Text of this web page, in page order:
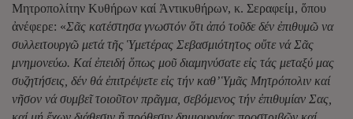
Μητροπολίτην Κυθήρων καί Ἀντικυθήρων, κ. Σεραφείμ, ὅπου
ἀνέφερε: «Σᾶς κατέστησα γνωστόν ὅτι ἀπό τοῦδε δέν ἐπιθυμῶ να
συλλειτουργῶ μετά τῆς Ὑμετέρας Σεβασμιότητος οὔτε νά Σᾶς
μνημονεύω. Καί ἐπειδή ὅπως μοῦ διαμηνύσατε εἰς τάς μεταξύ μας
συζητήσεις, δέν θά ἐπιτρέψετε εἰς τήν καθ’ Ὑμᾶς Μητρόπολιν καί
νῆσον νά συμβεῖ τοιοῦτον πρᾶγμα, σεβόμενος τήν ἐπιθυμίαν Σας,